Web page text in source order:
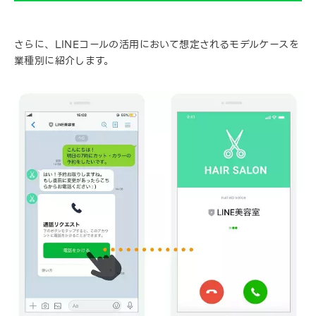
さらに、LINEコールの活用において想定されるモデルケースを
業種別に紹介します。